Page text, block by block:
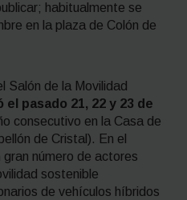
habitualmente se
en la plaza de Colón de
Salón de la Movilidad
el pasado 21, 22 y 23 de
consecutivo en la Casa de
de Cristal). En el
gran número de actores
sostenible
de vehículos híbridos